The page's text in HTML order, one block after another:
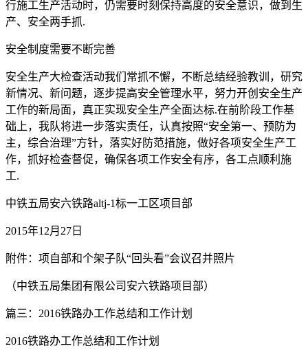
行施工生产活动时，仍需要时刻保持高度的安全意识，做到生
产、安全两手抓.
安全制度需要不断完善
安全生产大检查活动我们常抓不懈，不断总结经验教训，研究
新情况、新问题，逐步提高安全管理水平，努力开创安全生产
工作的新局面，真正实现安全生产全面达标.在前阶段工作基
础上，我队将进一步落实责任，认真按照“安全第一、预防为
主，综合治理”方针，落实好防范措施，做好各项安全生产工
作，抓好检查督促，确保各项工作安全有序，各工点顺利施
工.
中铁五局安六铁路altj-1标一工区项目部
2015年12月27日
附件：项自部和个架子队“回头看”会议召并照片
（中铁五局集团有限公司安六铁路项目部）
篇三：2016铁路办工作总结和工作计划
2016铁路办工作总结和工作计划